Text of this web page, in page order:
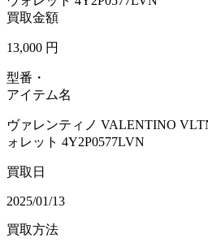
買取金額
13,000 円
型番・
アイテム名
ヴァレンティノ VALENTINO
ォレット 4Y2P0577LVN
買取日
2025/01/13
買取方法